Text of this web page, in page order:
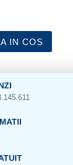
IN COS